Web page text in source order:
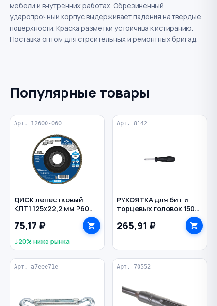
мебели и внутренних работах. Обрезиненный
ударопрочный корпус выдерживает падения на твёрдые
поверхности. Краска разметки устойчива к истиранию.
Поставка оптом для строительных и ремонтных бригад.
Популярные товары
Арт. 12600-060
ДИСК лепестковый
КЛТ1 125х22,2 мм Р60
VERTEXTOOLS
75,17 ₽
↓20% ниже рынка
Арт. 8142
РУКОЯТКА для бит и
торцевых головок 150
мм прямая 1/4" FORCE
265,91 ₽
Арт. a7eee71e Арт. 70552